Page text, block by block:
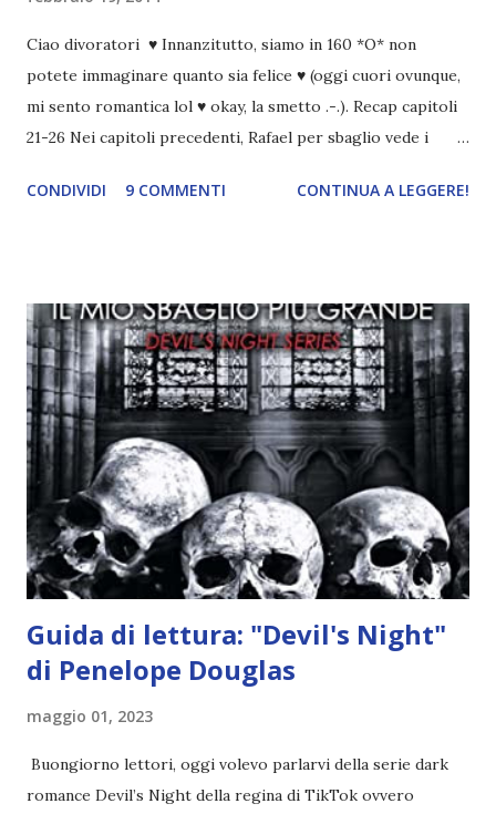
Ciao divoratori ♥ Innanzitutto, siamo in 160 *O* non
potete immaginare quanto sia felice ♥ (oggi cuori ovunque,
mi sento romantica lol ♥ okay, la smetto .-.). Recap capitoli
21-26 Nei capitoli precedenti, Rafael per sbaglio vede i
incontrano e Hesediel mostra loro come combattere i puri.
angelo puro, Elemiah. Ma, a differenza di cosa pensano,
l'angelo non ha intenzione di fare una strage, piuttosto è lì
per avvertili che Mikael non è più "l'angelo puro" che
credono e che potrebbe aver ucciso altri mezzi angeli, tipo
Rafael. A quelle parole, Haniel seguito da altri ibridi, si reca
nell'appartamento, senza risultati. Infine cercano nella
chiesetta. Lì trovano Rafael alle prese con gli angeli puri,
ma questa volta ...
CONDIVIDI 9 COMMENTI CONTINUA A LEGGERE!
Guida di lettura: "Devil's Night"
di Penelope Douglas
maggio 01, 2023
Buongiorno lettori, oggi volevo parlarvi della serie dark
romance Devil’s Night della regina di TikTok ovvero